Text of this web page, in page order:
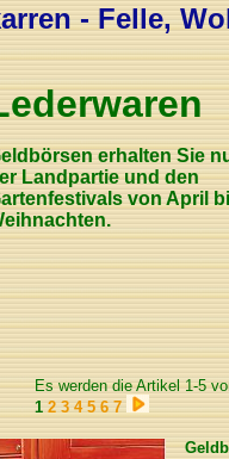
- Felle,
erhalten Sie
Landpartie und den
von April
Es werden die Artikel 1-5
1 2 3 4 5 6 7